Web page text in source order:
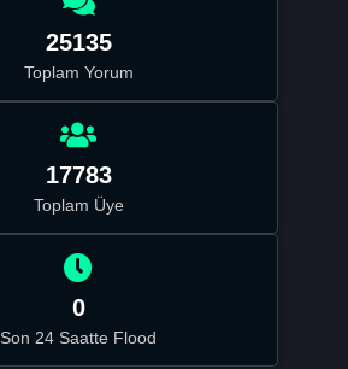
25135
Toplam Yorum
17783
Toplam Üye
0
Son 24 Saatte Flood